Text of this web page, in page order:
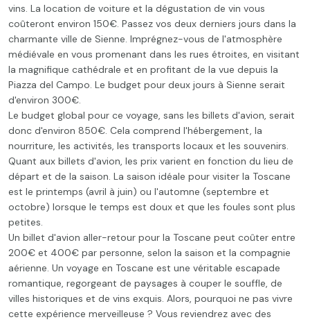
vins. La location de voiture et la dégustation de vin vous
coûteront environ 150€. Passez vos deux derniers jours dans la
charmante ville de Sienne. Imprégnez-vous de l'atmosphère
médiévale en vous promenant dans les rues étroites, en visitant
la magnifique cathédrale et en profitant de la vue depuis la
Piazza del Campo. Le budget pour deux jours à Sienne serait
d'environ 300€.
Le budget global pour ce voyage, sans les billets d'avion, serait
donc d'environ 850€. Cela comprend l'hébergement, la
nourriture, les activités, les transports locaux et les souvenirs.
Quant aux billets d'avion, les prix varient en fonction du lieu de
départ et de la saison. La saison idéale pour visiter la Toscane
est le printemps (avril à juin) ou l'automne (septembre et
octobre) lorsque le temps est doux et que les foules sont plus
petites.
Un billet d'avion aller-retour pour la Toscane peut coûter entre
200€ et 400€ par personne, selon la saison et la compagnie
aérienne. Un voyage en Toscane est une véritable escapade
romantique, regorgeant de paysages à couper le souffle, de
villes historiques et de vins exquis. Alors, pourquoi ne pas vivre
cette expérience merveilleuse ? Vous reviendrez avec des